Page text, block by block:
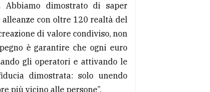
Abbiamo dimostrato di saper
con oltre 120 realtà del
di valore condiviso, non
è garantire che ogni euro
gli operatori e attivando le
dimostrata: solo unendo
più vicino alle persone”.